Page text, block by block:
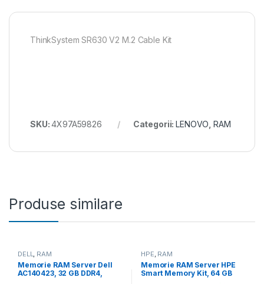
ThinkSystem SR630 V2 M.2 Cable Kit
SKU:4X97A59826 Categorii:LENOVO ,RAM
Produse similare
DELL, RAM
Memorie RAM Server Dell
AC140423, 32 GB DDR4,
HPE, RAM
Memorie RAM Server HPE
Smart Memory Kit, 64 GB